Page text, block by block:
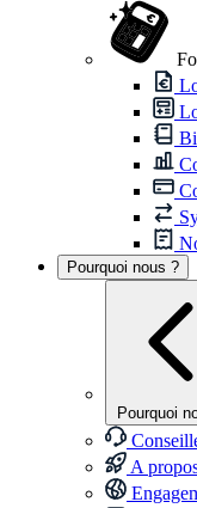
Pourquoi nous ?
Pourquoi
A